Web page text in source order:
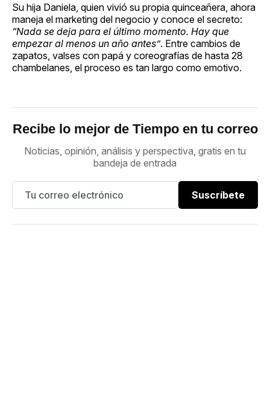
Su hija Daniela, quien vivió su propia quinceañera, ahora
maneja el marketing del negocio y conoce el secreto:
“Nada se deja para el último momento. Hay que
empezar al menos un año antes”. Entre cambios de
zapatos, valses con papá y coreografías de hasta 28
chambelanes, el proceso es tan largo como emotivo.
Recibe lo mejor de Tiempo en tu correo
Noticias, opinión, análisis y perspectiva, gratis en tu
bandeja de entrada
Suscríbete